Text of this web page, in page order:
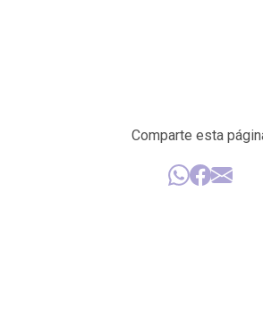
Comparte esta